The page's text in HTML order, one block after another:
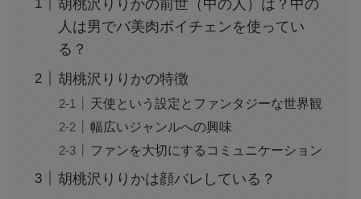
胡桃沢りりかの前世（中の人）は？中の
人は男でバ美肉ボイチェンを使ってい
る？
胡桃沢りりかの特徴
天使という設定とファンタジーな世界観
幅広いジャンルへの興味
ファンを大切にするコミュニケーション
胡桃沢りりかは顔バレしている？